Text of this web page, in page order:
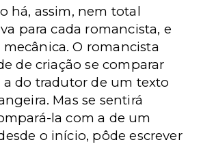
há, assim, nem total
para cada romancista, e
O romancista
de criação se comparar
a do tradutor de um texto
Mas se sentirá
la com a de um
o início, pôde escrever